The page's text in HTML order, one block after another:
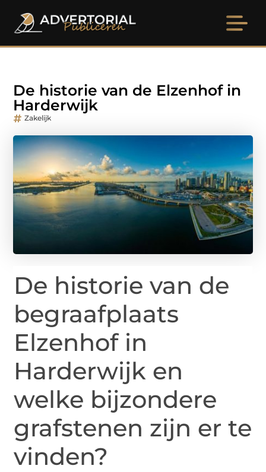
De historie van de Elzenhof in
Harderwijk
Zakelijk
De historie van de
begraafplaats
Elzenhof in
Harderwijk en
welke bijzondere
grafstenen zijn er te
vinden?